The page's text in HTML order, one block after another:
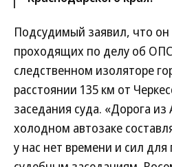
Подсудимый заявил, что
проходящих по делу об
следственном изоляторе
расстоянии 135 км от
заседания суда. «Дорога из
холодном автозаке
у нас нет времени и сил для